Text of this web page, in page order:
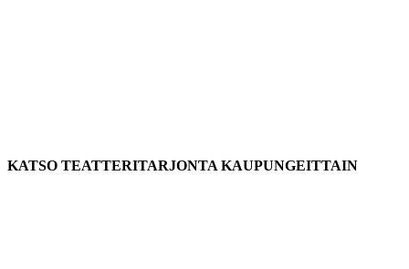
KATSO TEATTERITARJONTA KAUPUNGEITTAIN